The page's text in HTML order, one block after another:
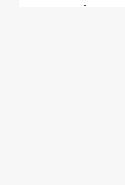
славного міста -